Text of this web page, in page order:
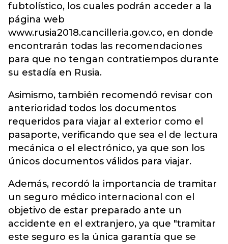
fubtolístico, los cuales podrán acceder a la
página web
www.rusia2018.cancilleria.gov.co, en donde
encontrarán todas las recomendaciones
para que no tengan contratiempos durante
su estadía en Rusia.
Asimismo, también recomendó revisar con
anterioridad todos los documentos
requeridos para viajar al exterior como el
pasaporte, verificando que sea el de lectura
mecánica o el electrónico, ya que son los
únicos documentos válidos para viajar.
Además, recordó la importancia de tramitar
un seguro médico internacional con el
objetivo de estar preparado ante un
accidente en el extranjero, ya que "tramitar
este seguro es la única garantía que se